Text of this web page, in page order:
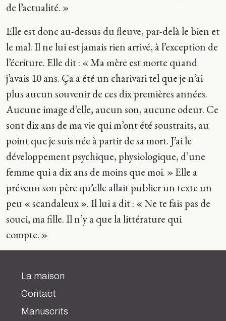
de l’actualité. »
Elle est donc au-dessus du fleuve, par-delà le bien et
le mal. Il ne lui est jamais rien arrivé, à l’exception de
l’écriture. Elle dit : « Ma mère est morte quand
j’avais 10 ans. Ça a été un charivari tel que je n’ai
plus aucun souvenir de ces dix premières années.
Aucune image d’elle, aucun son, aucune odeur. Ce
sont dix ans de ma vie qui m’ont été soustraits, au
point que je suis née à partir de sa mort. J’ai le
développement psychique, physiologique, d’une
femme qui a dix ans de moins que moi. » Elle a
prévenu son père qu’elle allait publier un texte un
peu « scandaleux ». Il lui a dit : « Ne te fais pas de
souci, ma fille. Il n’y a que la littérature qui
compte. »
La maison
Contact
Manuscrits